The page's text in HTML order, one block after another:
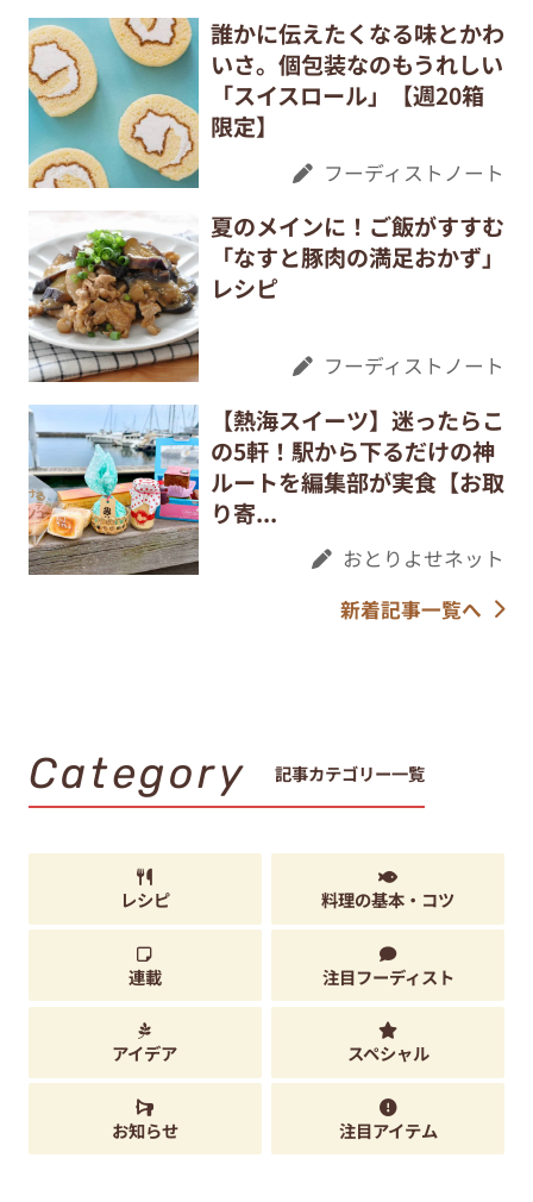
誰かに伝えたくなる味とかわ
いさ。個包装なのもうれしい
「スイスロール」【週20箱
限定】
フーディストノート
夏のメインに！ご飯がすすむ
「なすと豚肉の満足おかず」
レシピ
フーディストノート
【熱海スイーツ】迷ったらこ
の5軒！駅から下るだけの神
ルートを編集部が実食【お取
り寄...
おとりよせネット
新着記事一覧へ
Category 記事カテゴリー一覧
レシピ 料理の基本・コツ
連載 注目フーディスト
アイデア スペシャル
お知らせ 注目アイテム